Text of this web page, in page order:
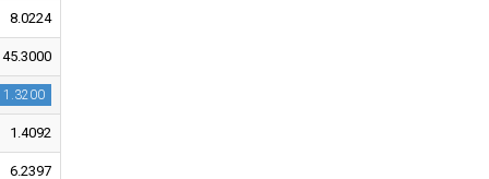
8.0224
1.4092
6.2397